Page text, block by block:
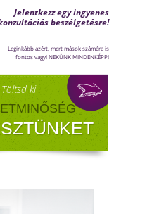
tartósan 30–35 °C fölé
hőszabályozó
terhelés alá kerül.Tünetek,
megoldások!